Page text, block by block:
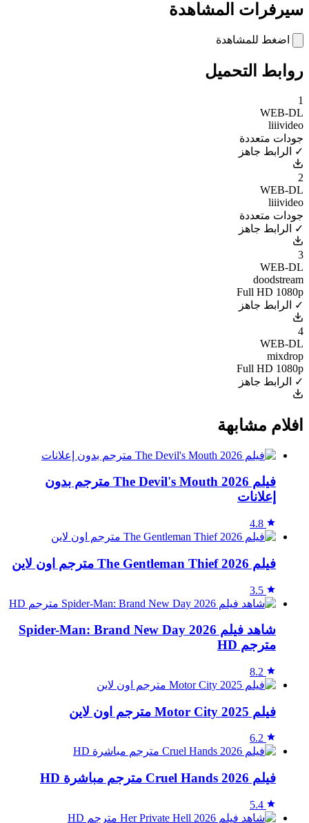
سيرفرات المشاهدة
اضغط للمشاهدة
روابط التحميل
1
WEB-DL
liiivideo
جودات متعددة
✓ الرابط جاهز
2
WEB-DL
liiivideo
جودات متعددة
✓ الرابط جاهز
3
WEB-DL
doodstream
Full HD 1080p
✓ الرابط جاهز
4
WEB-DL
mixdrop
Full HD 1080p
✓ الرابط جاهز
افلام مشابهة
فيلم The Devil's Mouth 2026 مترجم بدون
إعلانات
4.8
فيلم The Gentleman Thief 2026 مترجم اون لاين
3.5
شاهد فيلم Spider-Man: Brand New Day 2026
مترجم HD
8.2
فيلم Motor City 2025 مترجم اون لاين
6.2
فيلم Cruel Hands 2026 مترجم مباشرة HD
5.4